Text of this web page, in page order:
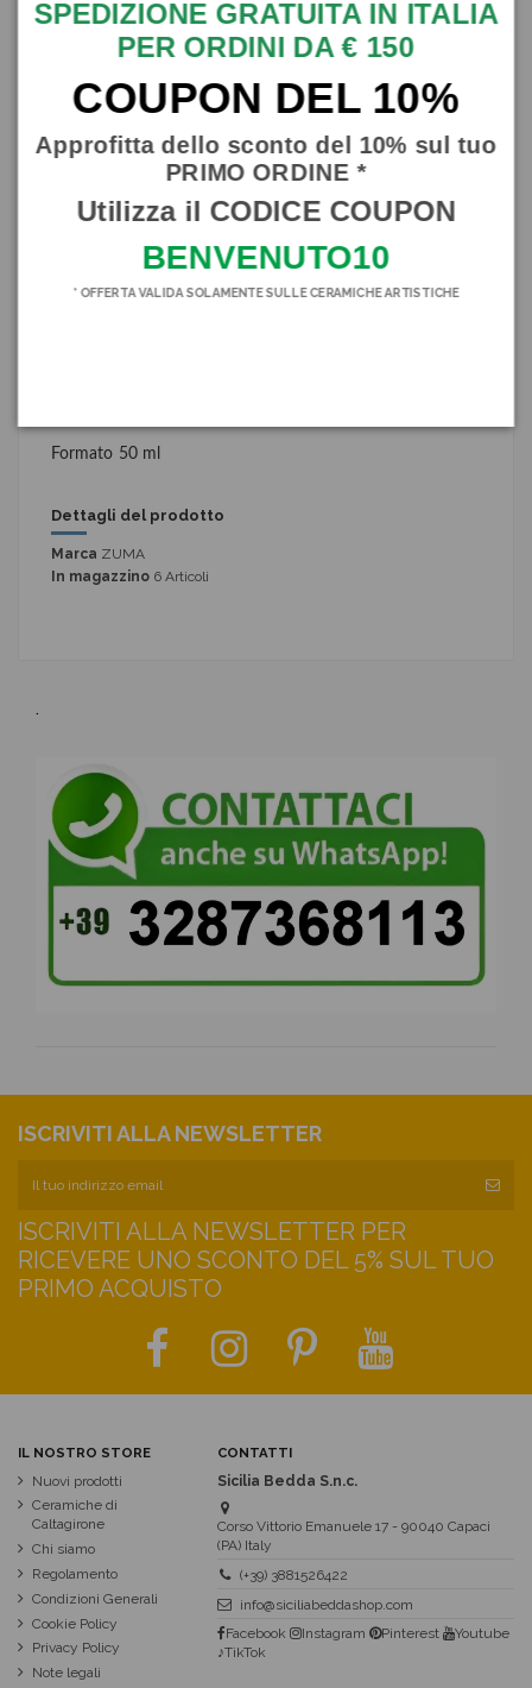
Descrizione
Fresco e forte, questi i due aggettivi che racchiudono
Formato 50 ml
Dettagli del prodotto
Marca ZUMA
In magazzino 6 Articoli
ISCRIVITI ALLA NEWSLETTER
ISCRIVITI ALLA NEWSLETTER PER
RICEVERE UNO SCONTO DEL 5% SUL TUO
PRIMO ACQUISTO
IL NOSTRO STORE
Nuovi prodotti
Ceramiche di
Caltagirone
Chi siamo
Regolamento
Condizioni Generali
Cookie Policy
Privacy Policy
Note legali
CONTATTI
Sicilia Bedda S.n.c.
Corso Vittorio Emanuele 17 - 90040 Capaci
(PA) Italy
(+39) 3881526422
info@siciliabeddashop.com
Facebook
Instagram Pinterest
Youtube
♪TikTok
SPEDIZIONE GRATUITA IN ITALIA
PER ORDINI DA € 150
COUPON DEL 10%
Approfitta dello sconto del 10% sul tuo
PRIMO ORDINE *
Utilizza il CODICE COUPON
BENVENUTO10
* OFFERTA VALIDA SOLAMENTE SULLE CERAMICHE ARTISTICHE